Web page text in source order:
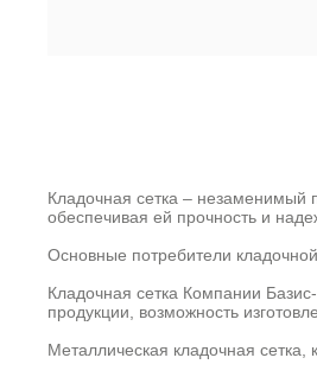
Кладочная сетка – незаменимый
обеспечивая ей прочность и
Основные потребители
Кладочная сетка Компании
продукции, возможность
Металлическая кладочная